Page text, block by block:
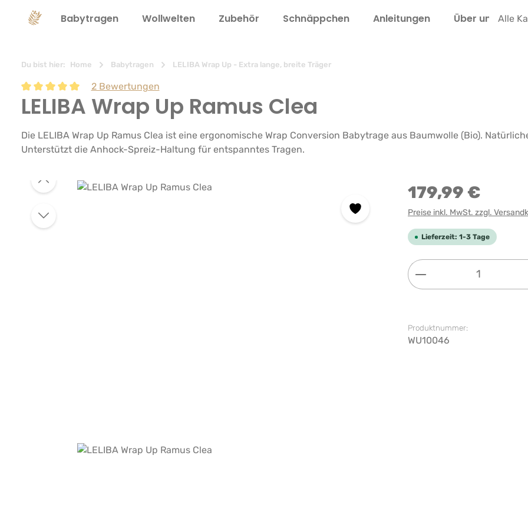
Zur Hauptnavigation springen
Babytragen Wollwelten Zubehör Schnäppchen Anleitungen Über uns Alle
Du bist hier: Home Babytragen LELIBA Wrap Up - Extra lange, breite Träger
Durchschnittliche Bewertung von 5 von 5 Sternen
2 Bewertungen
LELIBA Wrap Up Ramus Clea
Die LELIBA Wrap Up Ramus Clea ist eine ergonomische Wrap Conversion Babytrage aus Baumwolle (Bio).
Unterstützt die Anhock-Spreiz-Haltung für entspanntes Tragen.
Bildergalerie überspringen 179,99 €
Preise inkl. MwSt. zzgl.
Lieferzeit: 1-3 Tage
Produkt Anzahl:
Produktnummer:
WU10046